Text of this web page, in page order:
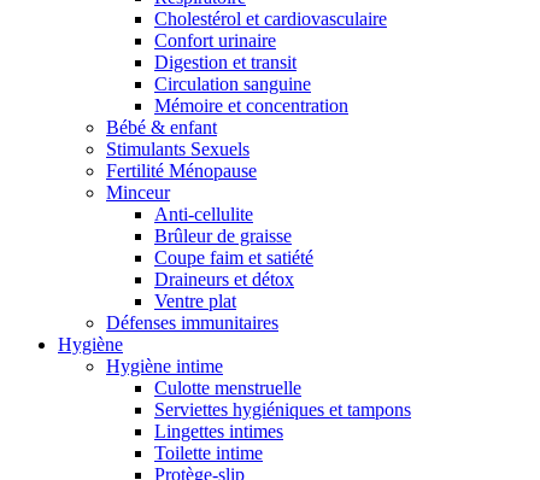
Cholestérol et cardiovasculaire
Confort urinaire
Digestion et transit
Circulation sanguine
Mémoire et concentration
Bébé & enfant
Stimulants Sexuels
Fertilité Ménopause
Minceur
Anti-cellulite
Brûleur de graisse
Coupe faim et satiété
Draineurs et détox
Ventre plat
Défenses immunitaires
Hygiène
Hygiène intime
Culotte menstruelle
Serviettes hygiéniques et tampons
Lingettes intimes
Toilette intime
Protège-slip